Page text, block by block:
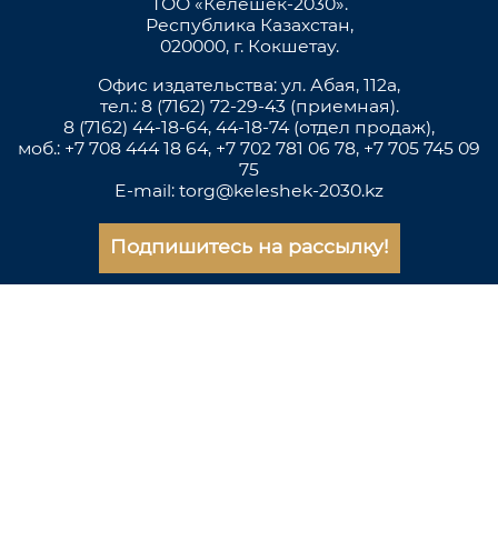
Республика Казахстан,
020000, г. Кокшетау.
Офис издательства: ул. Абая, 112а,
тел.: 8 (7162) 72-29-43 (приемная).
8 (7162) 44-18-64, 44-18-74 (отдел продаж),
моб.: +7 708 444 18 64, +7 702 781 06 78, +7 705 745 09
75
E-mail: torg@keleshek-2030.kz
Подпишитесь на рассылку!